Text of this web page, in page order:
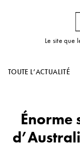
Le site que
TOUTE L’ACTUALITÉ
Énorme